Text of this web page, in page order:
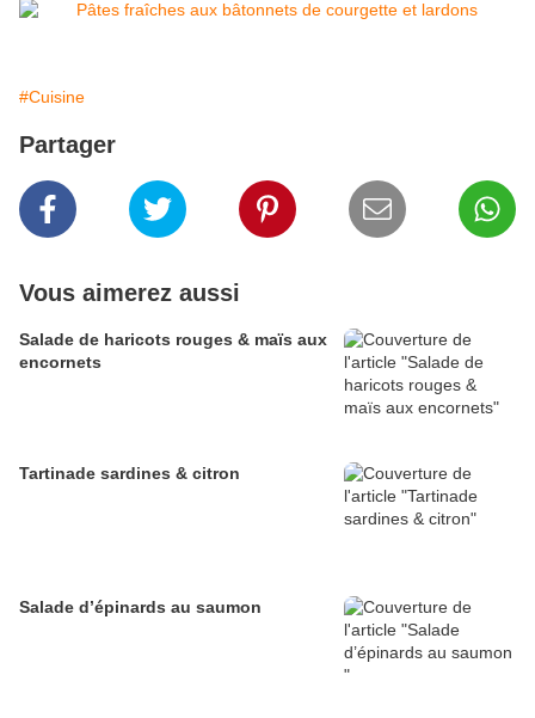
#Cuisine
Partager
Vous aimerez aussi
Salade de haricots rouges & maïs aux
encornets
Tartinade sardines & citron
Salade d’épinards au saumon